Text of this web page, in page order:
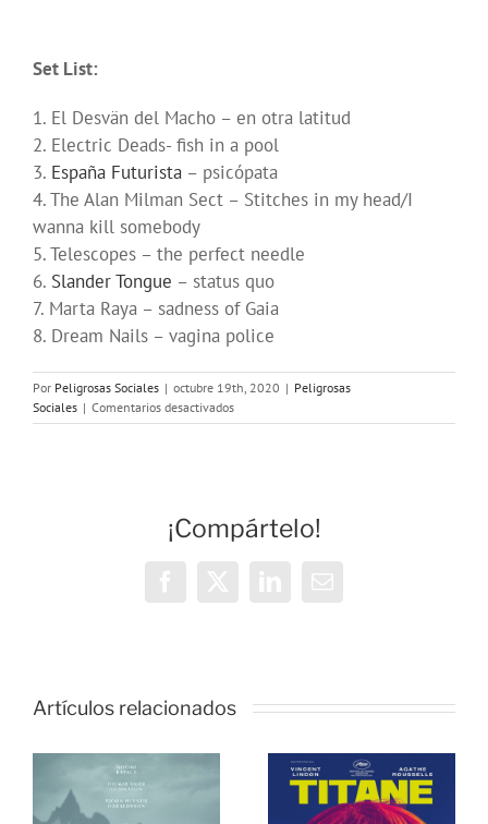
Set List:
1. El Desvän del Macho – en otra latitud
2. Electric Deads- fish in a pool
3. España Futurista – psicópata
4. The Alan Milman Sect – Stitches in my head/I
wanna kill somebody
5. Telescopes – the perfect needle
6. Slander Tongue – status quo
7. Marta Raya – sadness of Gaia
8. Dream Nails – vagina police
Por Peligrosas Sociales | octubre 19th, 2020 | Peligrosas
Sociales | Comentarios desactivadosen
Programa
en
OMC
¡Compártelo!
Artículos relacionados